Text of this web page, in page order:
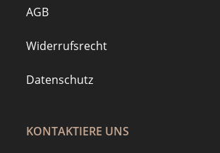
AGB
Widerrufsrecht
Datenschutz
KONTAKTIERE UNS